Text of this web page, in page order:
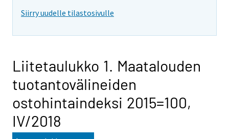
Siirry uudelle tilastosivulle
Liitetaulukko 1. Maatalouden
tuotantovälineiden
ostohintaindeksi 2015=100,
IV/2018